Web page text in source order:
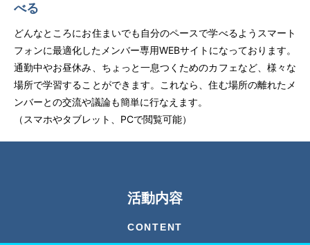
べる
どんなところにお住まいでも自分のペースで学べるようスマート
フォンに最適化したメンバー専用WEBサイトになっております。
通勤中やお昼休み、ちょっと一息つくためのカフェなど、様々な
場所で学習することができます。これなら、住む場所の離れたメ
ンバーとの交流や議論も簡単に行なえます。
（スマホやタブレット、PCで閲覧可能）
活動内容
CONTENT